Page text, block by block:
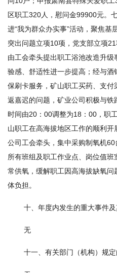
区职工320人，慰问金99900元。
进“我为群众办实事”活动，聚焦基
突出问题立项10项，党支部立项
由工会牵头提出职工浴池改造升
验感、舒适性进一步提高；经与
保刷卡服务，矿山职工买药、支
返嘉迟的问题，矿业公司积极与
时间由20：00调整为18：00，职
山职工在高海拔地区工作的顺利
公司工会牵头，集中采购制氧机
所有班组及职工作业点、岗位值
常供氧，缓解职工因高海拔缺氧
体负担。
十、年度内发生的重大事件
无
十一、有关部门（机构）规